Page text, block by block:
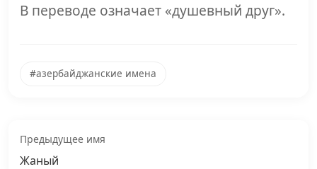
В переводе означает «душевный друг».
#азербайджанские имена
Предыдущее имя
Жаный